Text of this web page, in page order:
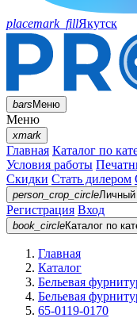
placemark_fillЯкутск
barsМеню
Меню
xmark
Главная Каталог по
Условия работы
Скидки Стать дилером
person_crop_circleЛичный
Регистрация Вход
book_circleКаталог по
Главная
Каталог
Бельевая
Бельевая
65-0119-0170